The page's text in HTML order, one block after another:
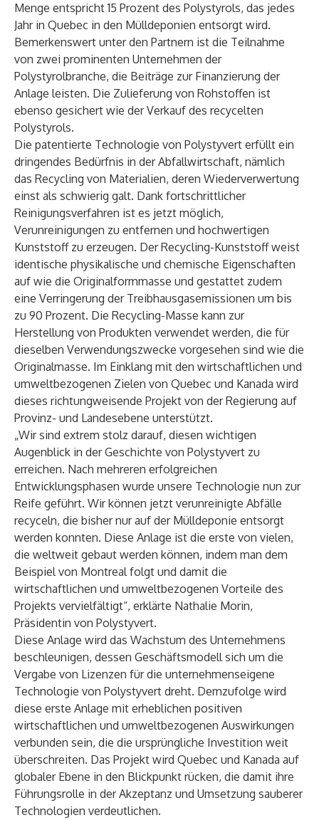
Menge entspricht 15 Prozent des Polystyrols, das jedes
Jahr in Quebec in den Mülldeponien entsorgt wird.
Bemerkenswert unter den Partnern ist die Teilnahme
von zwei prominenten Unternehmen der
Polystyrolbranche, die Beiträge zur Finanzierung der
Anlage leisten. Die Zulieferung von Rohstoffen ist
ebenso gesichert wie der Verkauf des recycelten
Polystyrols.
Die patentierte Technologie von Polystyvert erfüllt ein
dringendes Bedürfnis in der Abfallwirtschaft, nämlich
das Recycling von Materialien, deren Wiederverwertung
einst als schwierig galt. Dank fortschrittlicher
Reinigungsverfahren ist es jetzt möglich,
Verunreinigungen zu entfernen und hochwertigen
Kunststoff zu erzeugen. Der Recycling-Kunststoff weist
identische physikalische und chemische Eigenschaften
auf wie die Originalformmasse und gestattet zudem
eine Verringerung der Treibhausgasemissionen um bis
zu 90 Prozent. Die Recycling-Masse kann zur
Herstellung von Produkten verwendet werden, die für
dieselben Verwendungszwecke vorgesehen sind wie die
Originalmasse. Im Einklang mit den wirtschaftlichen und
umweltbezogenen Zielen von Quebec und Kanada wird
dieses richtungweisende Projekt von der Regierung auf
Provinz- und Landesebene unterstützt.
„Wir sind extrem stolz darauf, diesen wichtigen
Augenblick in der Geschichte von Polystyvert zu
erreichen. Nach mehreren erfolgreichen
Entwicklungsphasen wurde unsere Technologie nun zur
Reife geführt. Wir können jetzt verunreinigte Abfälle
recyceln, die bisher nur auf der Mülldeponie entsorgt
werden konnten. Diese Anlage ist die erste von vielen,
die weltweit gebaut werden können, indem man dem
Beispiel von Montreal folgt und damit die
wirtschaftlichen und umweltbezogenen Vorteile des
Projekts vervielfältigt“, erklärte Nathalie Morin,
Präsidentin von Polystyvert.
Diese Anlage wird das Wachstum des Unternehmens
beschleunigen, dessen Geschäftsmodell sich um die
Vergabe von Lizenzen für die unternehmenseigene
Technologie von Polystyvert dreht. Demzufolge wird
diese erste Anlage mit erheblichen positiven
wirtschaftlichen und umweltbezogenen Auswirkungen
verbunden sein, die die ursprüngliche Investition weit
überschreiten. Das Projekt wird Quebec und Kanada auf
globaler Ebene in den Blickpunkt rücken, die damit ihre
Führungsrolle in der Akzeptanz und Umsetzung sauberer
Technologien verdeutlichen.